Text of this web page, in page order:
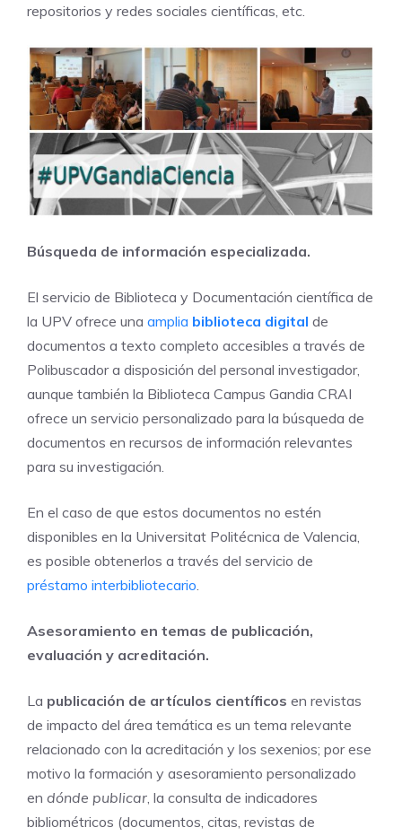
repositorios y redes sociales científicas, etc.
Búsqueda de información especializada.
El servicio de Biblioteca y Documentación científica de
la UPV ofrece una amplia biblioteca digital de
documentos a texto completo accesibles a través de
Polibuscador a disposición del personal investigador,
aunque también la Biblioteca Campus Gandia CRAI
ofrece un servicio personalizado para la búsqueda de
documentos en recursos de información relevantes
para su investigación.
En el caso de que estos documentos no estén
disponibles en la Universitat Politécnica de Valencia,
es posible obtenerlos a través del servicio de
préstamo interbibliotecario.
Asesoramiento en temas de publicación,
evaluación y acreditación.
La publicación de artículos científicos en revistas
de impacto del área temática es un tema relevante
relacionado con la acreditación y los sexenios; por ese
motivo la formación y asesoramiento personalizado
en dónde publicar, la consulta de indicadores
bibliométricos (documentos, citas, revistas de